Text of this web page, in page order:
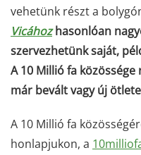
vehetünk részt a
Vicáhozhasonlóan
szervezhetünk saját,
A 10 Millió fa
már bevált vagy új
A 10 Millió fa
honlapjukon, a